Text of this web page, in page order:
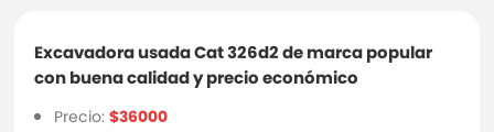
Excavadora usada Cat 326d2 de marca popular
con buena calidad y precio económico
Precio:$36000